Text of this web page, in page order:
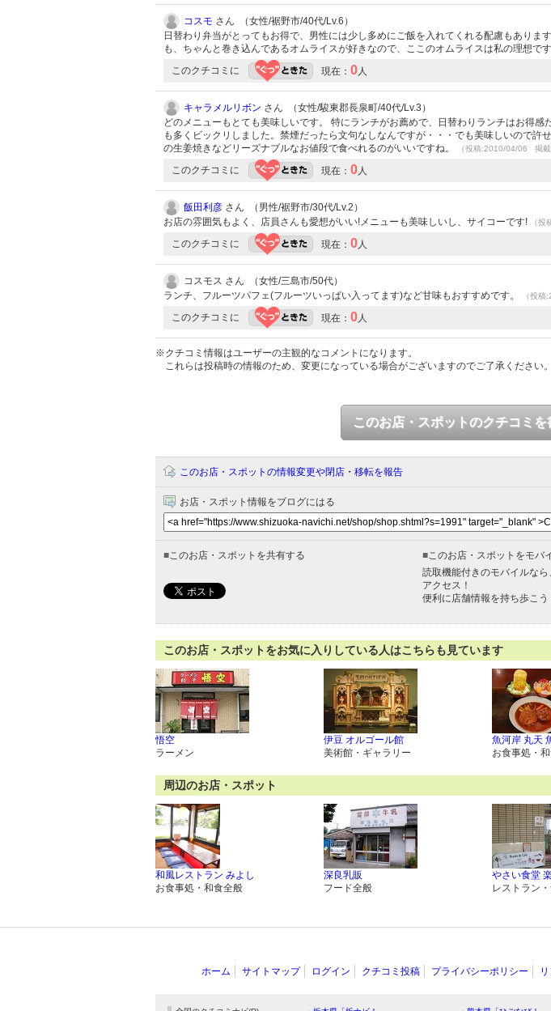
コスモ さん （女性/裾野市/40代/Lv.6）
日替わり弁当がとってもお得で、男性には少し多めにご飯を入れてくれる配慮もありま
も、ちゃんと巻き込んであるオムライスが好きなので、ここのオムライスは私の理想です
このクチコミに 現在： 0人
キャラメルリボン さん （女性/駿東郡長泉町/40代/Lv.3）
どのメニューもとても美味しいです。 特にランチがお薦めで、日替わりランチはお得
も多くビックリしました。禁煙だったら文句なしなんですが・・・でも美味しいので許
の生姜焼きなどリーズナブルなお値段で食べれるのがいいですね。
（投稿:2010/04/06 掲
このクチコミに 現在： 0人
飯田利彦 さん （男性/裾野市/30代/Lv.2）
お店の雰囲気もよく、店員さんも愛想がいい!メニューも美味しいし、サイコーです!
（
このクチコミに 現在： 0人
コスモス さん （女性/三島市/50代）
ランチ、フルーツパフェ(フルーツいっぱい入ってます)など甘味もおすすめです。
（投
このクチコミに 現在： 0人
※クチコミ情報はユーザーの主観的なコメントになります。
これらは投稿時の情報のため、変更になっている場合がございますのでご了承ください。
このお店・スポットのクチコミを
このお店・スポットの情報変更や閉店・移転を報告
お店・スポット情報をブログにはる
■このお店・スポットを共有する ■このお店・スポットをモバ
読取機能付きのモバイルな
アクセス！
便利に店舗情報を持ち歩こう
このお店・スポットをお気に入りしている人はこちらも見ています
悟空
ラーメン
伊豆 オルゴール館
美術館・ギャラリー
魚河岸 丸天
お食事処・
周辺のお店・スポット
和風レストラン みよし
お食事処・和食全般
深良乳販
フード全般
やさい食堂
レストラン
ホーム サイトマップ ログイン クチコミ投稿 プライバシーポリシー